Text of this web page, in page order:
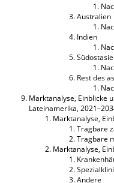
Australien
Indien
Rest des
Marktanalyse, Einblicke
Lateinamerika,
Marktanalyse,
Tragbare
Tragbare
Marktanalyse,
Andere